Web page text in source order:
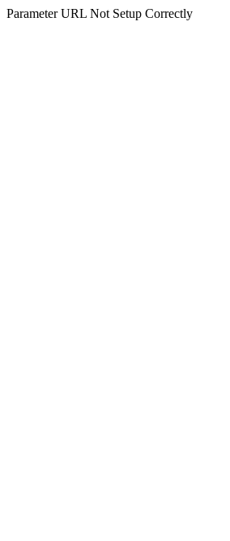
Parameter URL Not Setup Correctly